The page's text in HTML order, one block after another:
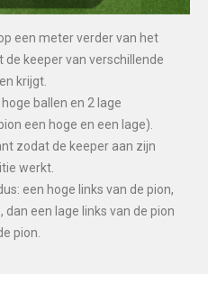
een meter verder van het
keeper van verschillende
krijgt.
ballen en 2 lage
een hoge en een lage).
zodat de keeper aan zijn
werkt.
een hoge links van de pion,
een lage links van de pion
pion.